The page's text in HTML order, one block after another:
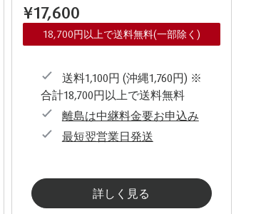
¥17,600
18,700円以上で送料無料(一部除く)
送料1,100円 (沖縄1,760円) ※
合計18,700円以上で送料無料
離島は中継料金要お申込み
最短翌営業日発送
詳しく見る